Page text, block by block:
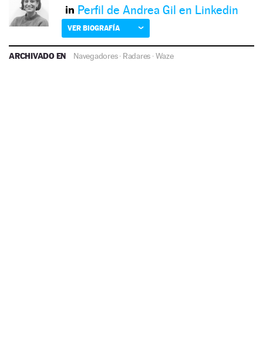
Perfil de Andrea Gil en Linkedin
VER BIOGRAFÍA
ARCHIVADO EN Navegadores· Radares ·Waze